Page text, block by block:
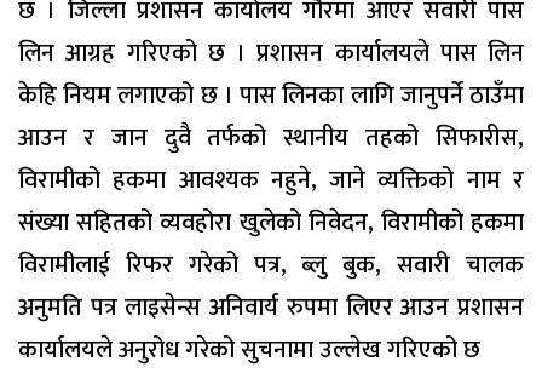
छ । जिल्ला प्रशासन कार्यालय गौरमा आएर सवारी पास
लिन आग्रह गरिएको छ । प्रशासन कार्यालयले पास लिन
केहि नियम लगाएको छ । पास लिनका लागि जानुपर्ने ठाउँमा
आउन र जान दुवै तर्फको स्थानीय तहको सिफारीस,
विरामीको हकमा आवश्यक नहुने, जाने व्यक्तिको नाम र
संख्या सहितको व्यवहोरा खुलेको निवेदन, विरामीको हकमा
विरामीलाई रिफर गरेको पत्र, ब्लु बुक, सवारी चालक
अनुमति पत्र लाइसेन्स अनिवार्य रुपमा लिएर आउन प्रशासन
कार्यालयले अनुरोध गरेको सुचनामा उल्लेख गरिएको छ